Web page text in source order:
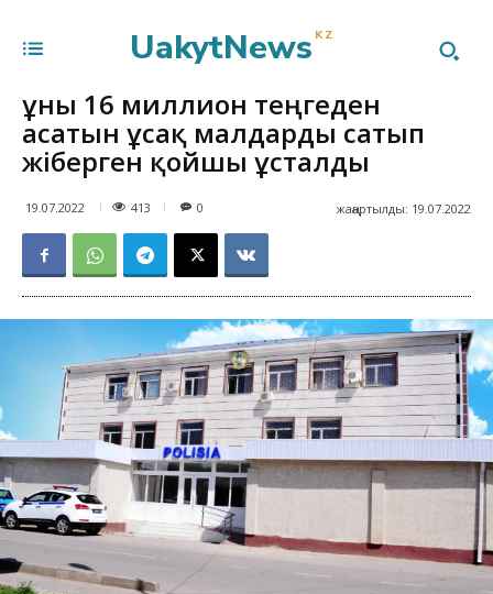
UakytNews KZ
Құны 16 миллион теңгеден
асатын ұсақ малдарды сатып
жіберген қойшы ұсталды
19.07.2022 413 жаңартылды: 19.07.2022
0